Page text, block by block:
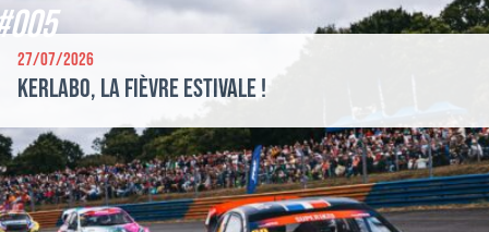
27/07/2026
Kerlabo, la fièvre estivale !